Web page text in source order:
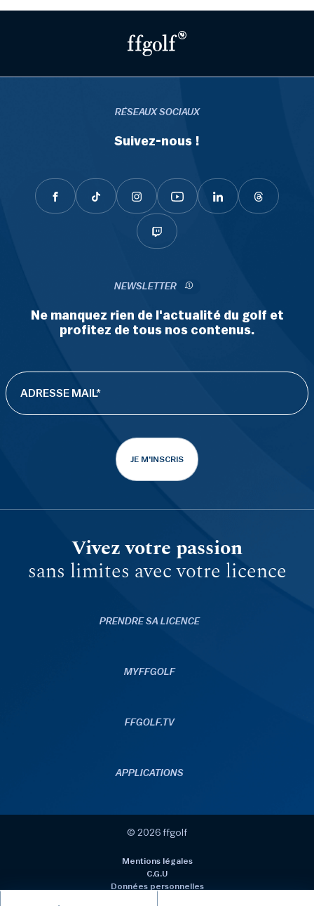
RÉSEAUX SOCIAUX
Suivez-nous !
NEWSLETTER
Ne manquez rien de l'actualité du golf et
profitez de tous nos contenus.
JE M'INSCRIS
Vivez votre passion
sans limites avec votre licence
PRENDRE SA LICENCE
MYFFGOLF
FFGOLF.TV
APPLICATIONS
© 2026 ffgolf
Mentions légales
C.G.U
Données personnelles